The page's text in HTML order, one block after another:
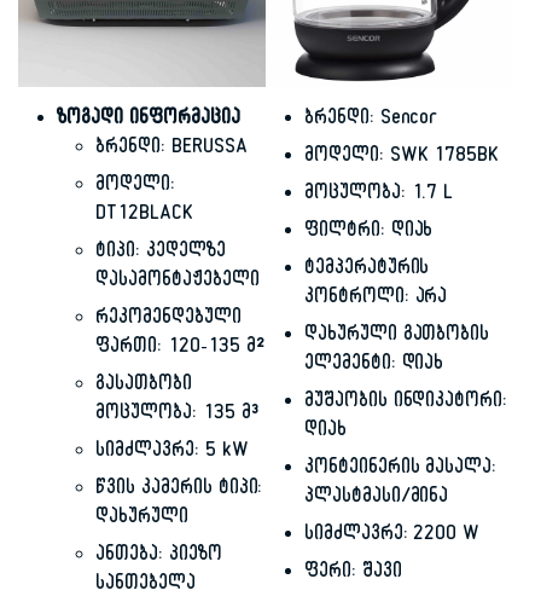
ზოგადი ინფორმაცია
ბრენდი: BERUSSA
მოდელი:
DT12BLACK
ტიპი: კედელზე
დასამონტაჟებელი
რეკომენდებული
ფართი: 120-135 მ²
გასათბობი
მოცულობა: 135 მ³
სიმძლავრე: 5 kW
წვის კამერის ტიპი:
დახურული
ანთება: პიეზო
სანთებელა
ბრენდი: Sencor
მოდელი: SWK 1785BK
მოცულობა: 1.7 L
ფილტრი: დიახ
ტემპერატურის
კონტროლი: არა
დახურული გათბობის
ელემენტი: დიახ
მუშაობის ინდიკატორი:
დიახ
კონტეინერის მასალა:
პლასტმასი/მინა
სიმძლავრე: 2200 W
ფერი: შავი